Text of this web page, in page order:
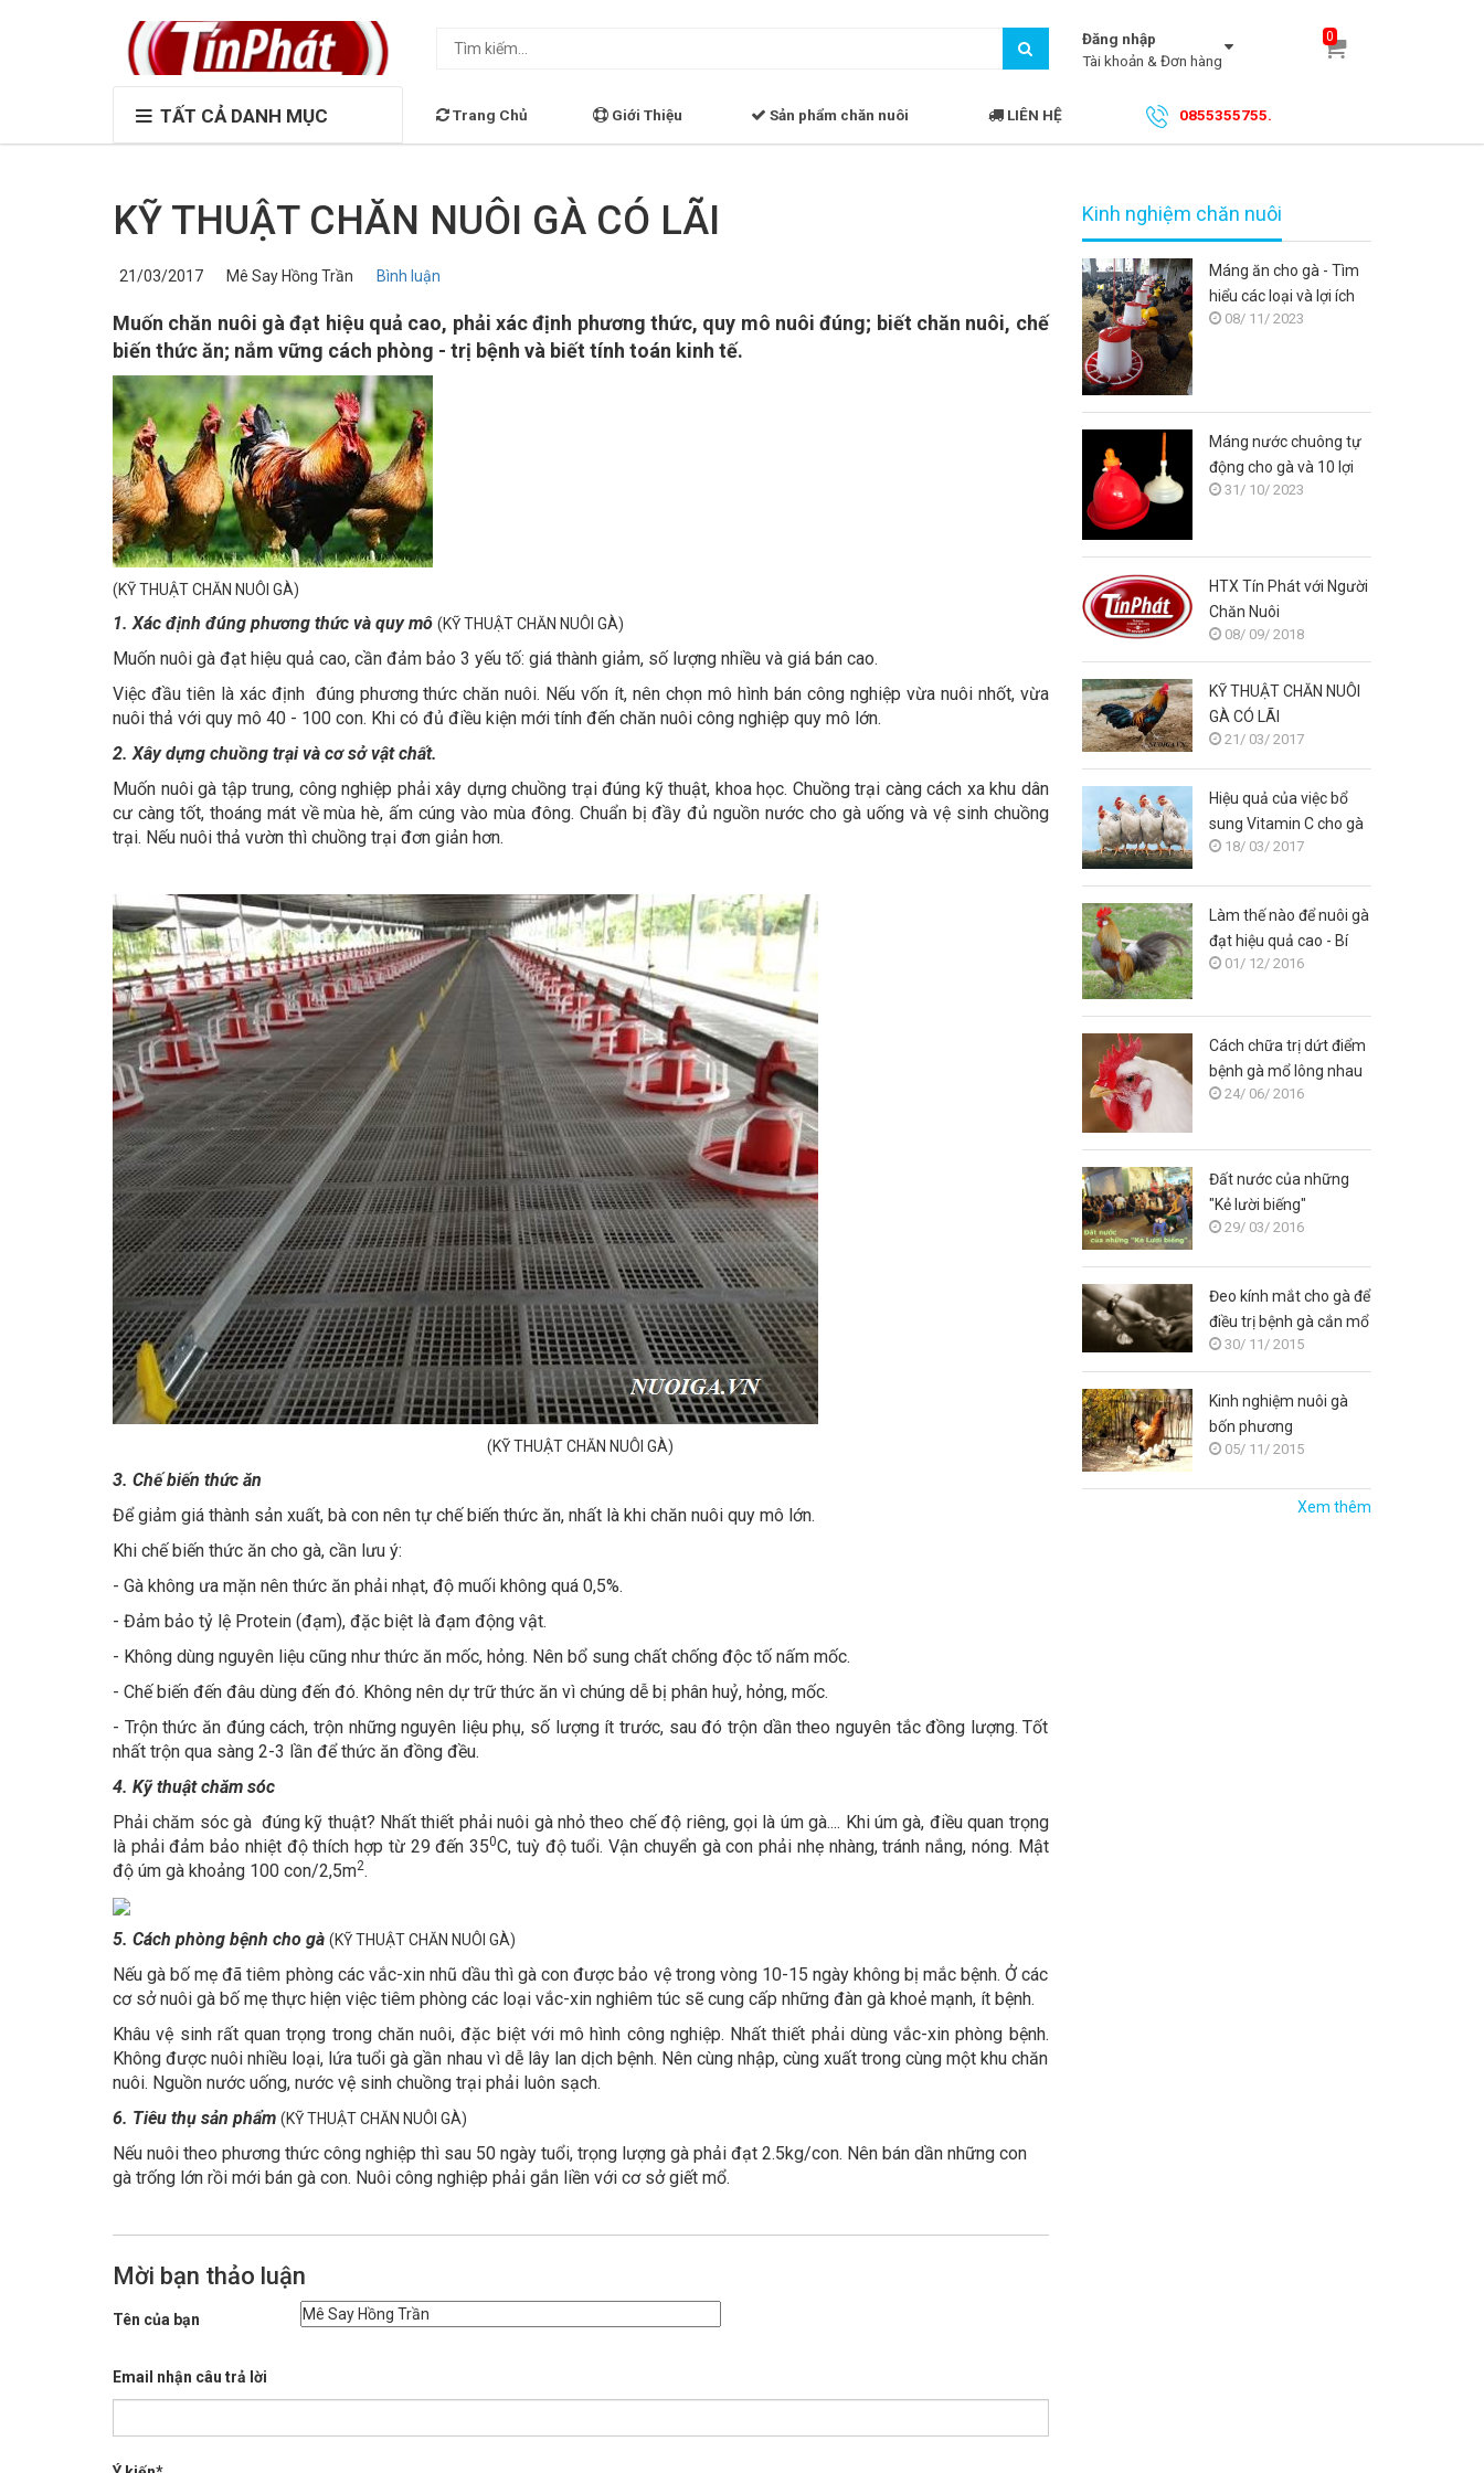
Đăng nhập
Tài khoản & Đơn hàng
0
TẤT CẢ DANH MỤC Trang Chủ Giới Thiệu Sản phẩm chăn nuôi LIÊN HỆ 0855355755.
KỸ THUẬT CHĂN NUÔI GÀ CÓ LÃI
21/03/2017 Mê Say Hồng Trần Bình luận
Muốn chăn nuôi gà đạt hiệu quả cao, phải xác định phương thức, quy mô nuôi đúng; biết chăn nuôi, chế
biến thức ăn; nắm vững cách phòng - trị bệnh và biết tính toán kinh tế.
(KỸ THUẬT CHĂN NUÔI GÀ)
1. Xác định đúng phương thức và quy mô (KỸ THUẬT CHĂN NUÔI GÀ)
Muốn nuôi gà đạt hiệu quả cao, cần đảm bảo 3 yếu tố: giá thành giảm, số lượng nhiều và giá bán cao.
Việc đầu tiên là xác định đúng phương thức chăn nuôi. Nếu vốn ít, nên chọn mô hình bán công nghiệp vừa nuôi nhốt, vừa
nuôi thả với quy mô 40 - 100 con. Khi có đủ điều kiện mới tính đến chăn nuôi công nghiệp quy mô lớn.
2. Xây dựng chuồng trại và cơ sở vật chất.
Muốn nuôi gà tập trung, công nghiệp phải xây dựng chuồng trại đúng kỹ thuật, khoa học. Chuồng trại càng cách xa khu dân
cư càng tốt, thoáng mát về mùa hè, ấm cúng vào mùa đông. Chuẩn bị đầy đủ nguồn nước cho gà uống và vệ sinh chuồng
trại. Nếu nuôi thả vườn thì chuồng trại đơn giản hơn.
(KỸ THUẬT CHĂN NUÔI GÀ)
3. Chế biến thức ăn
Để giảm giá thành sản xuất, bà con nên tự chế biến thức ăn, nhất là khi chăn nuôi quy mô lớn.
Khi chế biến thức ăn cho gà, cần lưu ý:
- Gà không ưa mặn nên thức ăn phải nhạt, độ muối không quá 0,5%.
- Đảm bảo tỷ lệ Protein (đạm), đặc biệt là đạm động vật.
- Không dùng nguyên liệu cũng như thức ăn mốc, hỏng. Nên bổ sung chất chống độc tố nấm mốc.
- Chế biến đến đâu dùng đến đó. Không nên dự trữ thức ăn vì chúng dễ bị phân huỷ, hỏng, mốc.
- Trộn thức ăn đúng cách, trộn những nguyên liệu phụ, số lượng ít trước, sau đó trộn dần theo nguyên tắc đồng lượng. Tốt
nhất trộn qua sàng 2-3 lần để thức ăn đồng đều.
4. Kỹ thuật chăm sóc
Phải chăm sóc gà đúng kỹ thuật? Nhất thiết phải nuôi gà nhỏ theo chế độ riêng, gọi là úm gà.... Khi úm gà, điều quan trọng
là phải đảm bảo nhiệt độ thích hợp từ 29 đến 350C, tuỳ độ tuổi. Vận chuyển gà con phải nhẹ nhàng, tránh nắng, nóng. Mật
độ úm gà khoảng 100 con/2,5m2.
5. Cách phòng bệnh cho gà (KỸ THUẬT CHĂN NUÔI GÀ)
Nếu gà bố mẹ đã tiêm phòng các vắc-xin nhũ dầu thì gà con được bảo vệ trong vòng 10-15 ngày không bị mắc bệnh. Ở các
cơ sở nuôi gà bố mẹ thực hiện việc tiêm phòng các loại vắc-xin nghiêm túc sẽ cung cấp những đàn gà khoẻ mạnh, ít bệnh.
Khâu vệ sinh rất quan trọng trong chăn nuôi, đặc biệt với mô hình công nghiệp. Nhất thiết phải dùng vắc-xin phòng bệnh.
Không được nuôi nhiều loại, lứa tuổi gà gần nhau vì dễ lây lan dịch bệnh. Nên cùng nhập, cùng xuất trong cùng một khu chăn
nuôi. Nguồn nước uống, nước vệ sinh chuồng trại phải luôn sạch.
6. Tiêu thụ sản phẩm (KỸ THUẬT CHĂN NUÔI GÀ)
Nếu nuôi theo phương thức công nghiệp thì sau 50 ngày tuổi, trọng lượng gà phải đạt 2.5kg/con. Nên bán dần những con
gà trống lớn rồi mới bán gà con. Nuôi công nghiệp phải gắn liền với cơ sở giết mổ.
Mời bạn thảo luận
Tên của bạn
Email nhận câu trả lời
Kinh nghiệm chăn nuôi
Máng ăn cho gà - Tìm
hiểu các loại và lợi ích
của việc sử dụng máng
08/ 11/ 2023
Máng nước chuông tự
động cho gà và 10 lợi
ích khi sử dụng
31/ 10/ 2023
HTX Tín Phát với Người
Chăn Nuôi
08/ 09/ 2018
KỸ THUẬT CHĂN NUÔI
GÀ CÓ LÃI
21/ 03/ 2017
Hiệu quả của việc bổ
sung Vitamin C cho gà
18/ 03/ 2017
Làm thế nào để nuôi gà
đạt hiệu quả cao - Bí
quyết nuôi gà
01/ 12/ 2016
Cách chữa trị dứt điểm
bệnh gà mổ lông nhau
24/ 06/ 2016
Đất nước của những
"Kẻ lười biếng"
29/ 03/ 2016
Đeo kính mắt cho gà để
điều trị bệnh gà cắn mổ
nhau
30/ 11/ 2015
Kinh nghiệm nuôi gà
bốn phương
05/ 11/ 2015
Xem thêm